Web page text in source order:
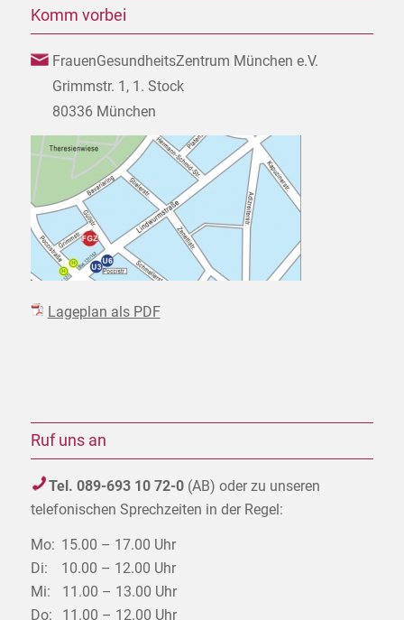
Komm vorbei
FrauenGesundheitsZentrum München e.V.
Grimmstr. 1, 1. Stock
80336 München
Lageplan als PDF
Ruf uns an
Tel. 089-693 10 72-0(AB) oder zu unseren
telefonischen Sprechzeiten in der Regel:
Mo: 15.00 – 17.00 Uhr
Di:
10.00 – 12.00 Uhr
Mi:
11.00 – 13.00 Uhr
Do:
11.00 – 12.00 Uhr